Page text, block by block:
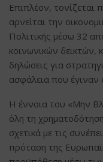
Επιπλέον, τονίζεται
αρνείται την
Πολιτικής μέσω 32
κοινωνικών δεικτών,
δηλώσεις για
ασφάλεια που έγιναν
Η έννοια του «Μην
όλη τη
σχετικά με τις
πρόταση της